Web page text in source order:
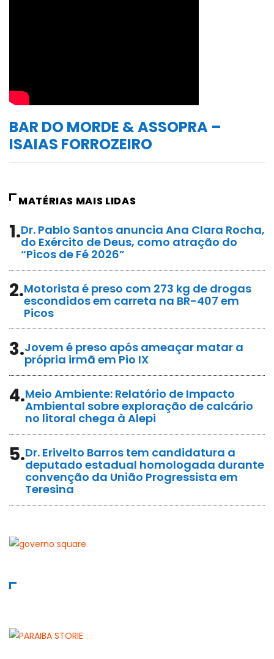
BAR DO MORDE & ASSOPRA –
ISAIAS FORROZEIRO
MATÉRIAS MAIS LIDAS
1.Dr. Pablo Santos anuncia Ana Clara Rocha,
do Exército de Deus, como atração do
“Picos de Fé 2026”
2.Motorista é preso com 273 kg de drogas
escondidos em carreta na BR-407 em
Picos
3.Jovem é preso após ameaçar matar a
própria irmã em Pio IX
4.Meio Ambiente: Relatório de Impacto
Ambiental sobre exploração de calcário
no litoral chega à Alepi
5.Dr. Erivelto Barros tem candidatura a
deputado estadual homologada durante
convenção da União Progressista em
Teresina